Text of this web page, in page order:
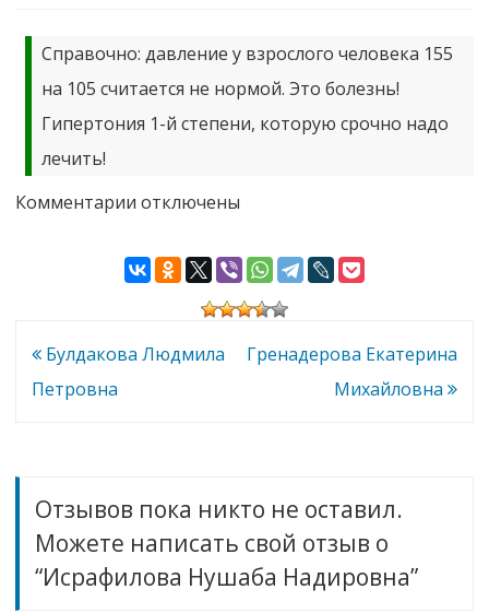
Справочно: давление у взрослого человека 155
на 105 считается не нормой. Это болезнь!
Гипертония 1-й степени, которую срочно надо
лечить!
Комментарии к
Нушаба
Надировна
отключены
Навигация
по
Булдакова Людмила
Петровна
Гренадерова Екатерина
Михайловна
Отзывов пока никто не оставил.
Можете написать свой отзыв о
“Исрафилова Нушаба Надировна”